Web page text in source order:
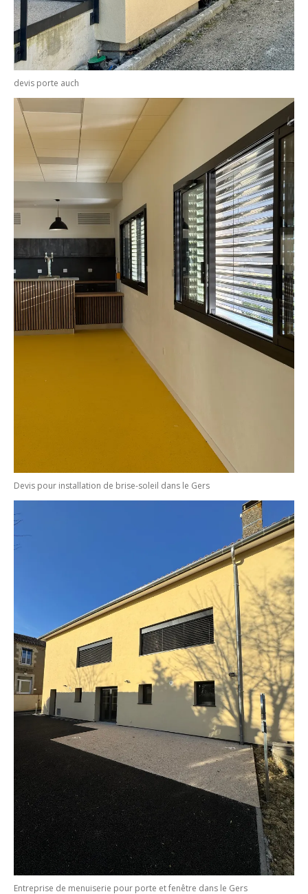
devis porte auch
Devis pour installation de brise-soleil dans le Gers
Entreprise de menuiserie pour porte et fenêtre dans le Gers